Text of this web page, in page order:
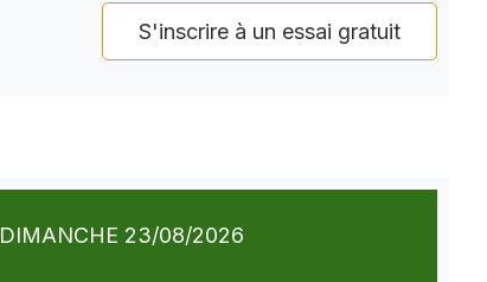
S'inscrire à un essai gratuit
DIMANCHE 23/08/2026